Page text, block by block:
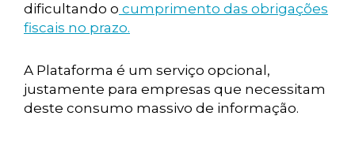
dificultando o cumprimento das obrigações
fiscais no prazo.
A Plataforma é um serviço opcional,
justamente para empresas que necessitam
deste consumo massivo de informação.